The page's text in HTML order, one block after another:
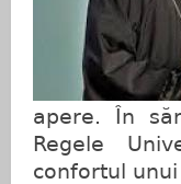
apere. În
Regele
confortul